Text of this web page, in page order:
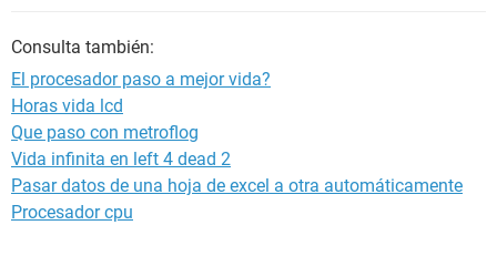
Consulta también:
El procesador paso a mejor vida?
Horas vida lcd
Que paso con metroflog
Vida infinita en left 4 dead 2
Pasar datos de una hoja de excel a otra automáticamente
Procesador cpu